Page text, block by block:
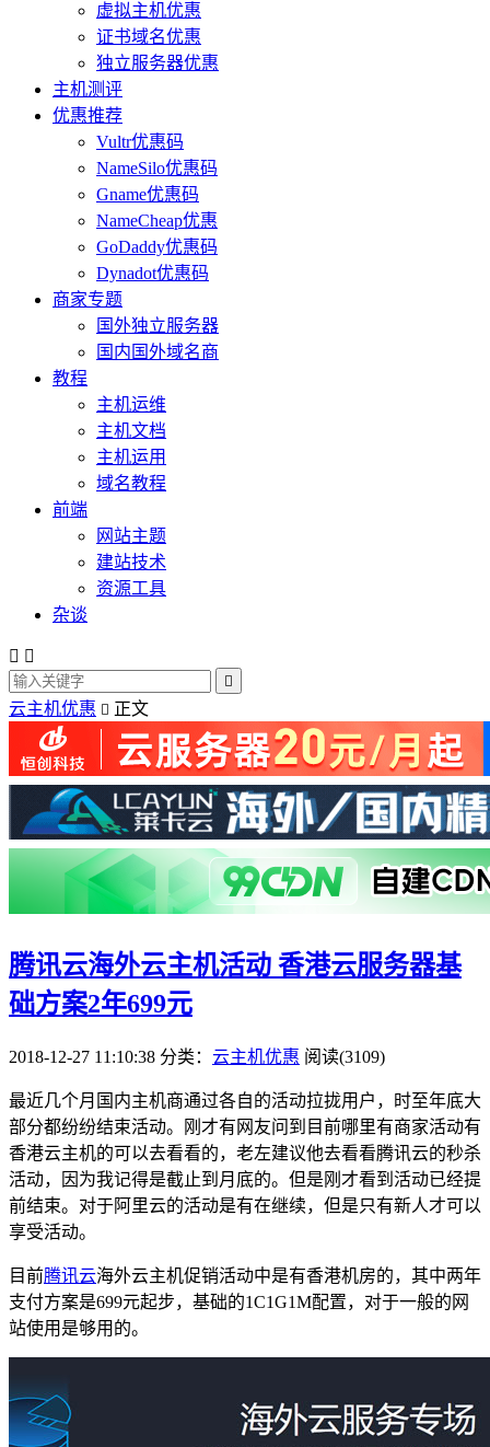
虚拟主机优惠
证书域名优惠
独立服务器优惠
主机测评
优惠推荐
Vultr优惠码
NameSilo优惠码
Gname优惠码
NameCheap优惠
GoDaddy优惠码
Dynadot优惠码
商家专题
国外独立服务器
国内国外域名商
教程
主机运维
主机文档
主机运用
域名教程
前端
网站主题
建站技术
资源工具
杂谈
 

云主机优惠  正文
腾讯云海外云主机活动 香港云服务器基
础方案2年699元
2018-12-27 11:10:38 分类： 云主机优惠 阅读(3109)
最近几个月国内主机商通过各自的活动拉拢用户，时至年底大
部分都纷纷结束活动。刚才有网友问到目前哪里有商家活动有
香港云主机的可以去看看的，老左建议他去看看腾讯云的秒杀
活动，因为我记得是截止到月底的。但是刚才看到活动已经提
前结束。对于阿里云的活动是有在继续，但是只有新人才可以
享受活动。
目前腾讯云海外云主机促销活动中是有香港机房的，其中两年
支付方案是699元起步，基础的1C1G1M配置，对于一般的网
站使用是够用的。